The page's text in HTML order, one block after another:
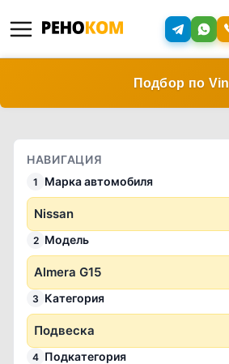
Подбор по Vin
НАВИГАЦИЯ
1 Марка автомобиля
Nissan
2 Модель
Almera G15
3 Категория
Подвеска
4 Подкатегория